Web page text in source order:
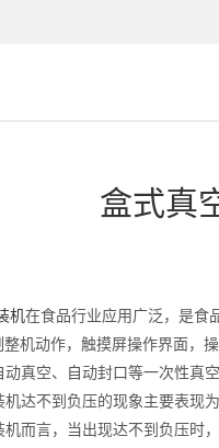
盒式真
机在食品行业应用广泛，是食
机动作，触摸屏操作界面，
真空、自动封口等一次性真
不到负压的现象主要表现为
言，当出现达不到负压时，